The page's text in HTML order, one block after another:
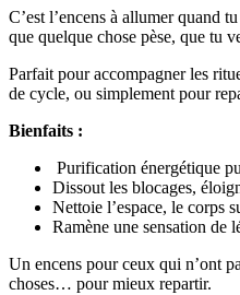
C’est l’encens à allumer quand
que quelque chose pèse, que tu
Parfait pour accompagner les
de cycle, ou simplement pour
Bienfaits :
Purification énergétique
Dissout les blocages,
Nettoie l’espace, le corps
Ramène une sensation de
Un encens pour ceux qui n’ont
choses… pour mieux repartir.